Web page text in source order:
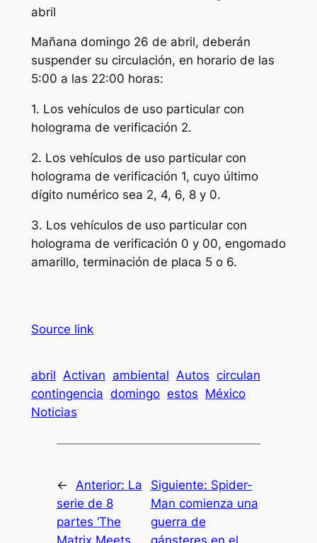
abril
Mañana domingo 26 de abril, deberán
suspender su circulación, en horario de las
5:00 a las 22:00 horas:
1. Los vehículos de uso particular con
holograma de verificación 2.
2. Los vehículos de uso particular con
holograma de verificación 1, cuyo último
dígito numérico sea 2, 4, 6, 8 y 0.
3. Los vehículos de uso particular con
holograma de verificación 0 y 00, engomado
amarillo, terminación de placa 5 o 6.
Source link
abril Activan ambiental Autos circulan
contingencia domingo estos México
Noticias
← Anterior: La
serie de 8
partes ‘The
Siguiente: Spider-
Man comienza una
guerra de